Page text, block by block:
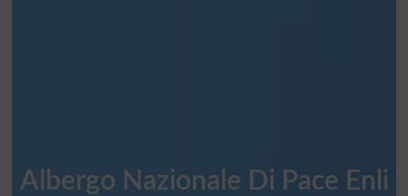
Albergo Nazionale Di Pace Enli